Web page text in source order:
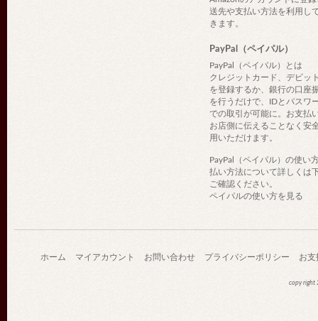
送先や支払い方法を利用し
きます。
PayPal（ペイパル）
PayPal（ペイパル）とは
クレジットカード、デビッ
を登録するか、銀行の口座
を行うだけで、IDとパスワ
での取引が可能に。お支払
お店側に伝えることなく安
用いただけます。
PayPal（ペイパル）の使い
払い方法について詳しくは
ご確認ください。
ペイパルの使い方を見る
ホーム マイアカウント お問い合わせ プライバシーポリシー お支
copy right